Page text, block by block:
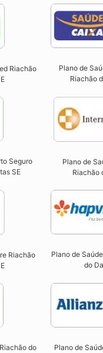
Riachão
Plano de
Riachão
Seguro
SE​
Plano de
Riachão
Riachão
Plano de
do
do
Plano de